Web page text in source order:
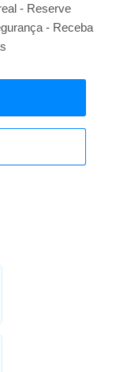
- Reserve
- Receba